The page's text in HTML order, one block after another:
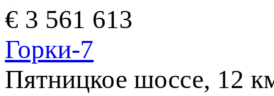
€ 3 561 613
Горки-7
Пятницкое шоссе, 12